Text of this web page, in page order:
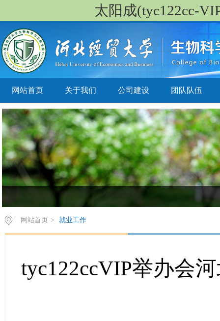
太阳成(tyc122cc-
网站首页 关于我们 公司建设 团队队伍
网站首页 > 就业工作
​tyc122ccVIP举办会